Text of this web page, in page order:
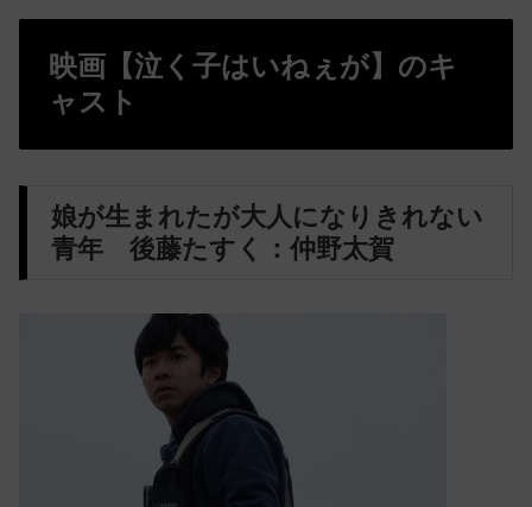
映画【泣く子はいねぇが】のキ
ャスト
娘が生まれたが大人になりきれない
青年 後藤たすく：仲野太賀